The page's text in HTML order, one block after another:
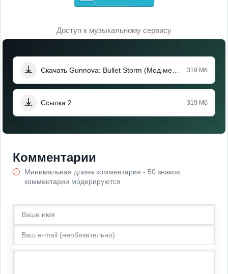
Доступ к музыкальному сервису
319 Мб
Ссылка 2 319 Мб
Комментарии
Минимальная длина комментария - 50 знаков.
комментарии модерируются